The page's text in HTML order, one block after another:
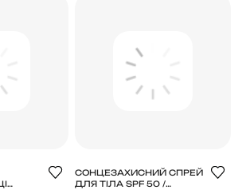
СОНЦЕЗАХИСНИЙ СПРЕЙ
ДЛЯ ТІЛА SPF 50 /